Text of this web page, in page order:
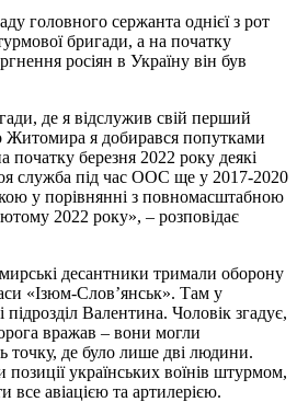
головного сержанта однієї з рот
бригади, а на початку
росіян в Україну він був
де я відслужив свій перший
Житомира я добирався попутками
початку березня 2022 року деякі
служба під час ООС ще у 2017-2020
у порівнянні з повномасштабною
2022 року», – розповідає
десантники тримали оборону
«Ізюм-Слов’янськ». Там у
Валентина. Чоловік згадує,
вражав – вони могли
точку, де було лише дві людини.
українських воїнів штурмом,
авіацією та артилерією.